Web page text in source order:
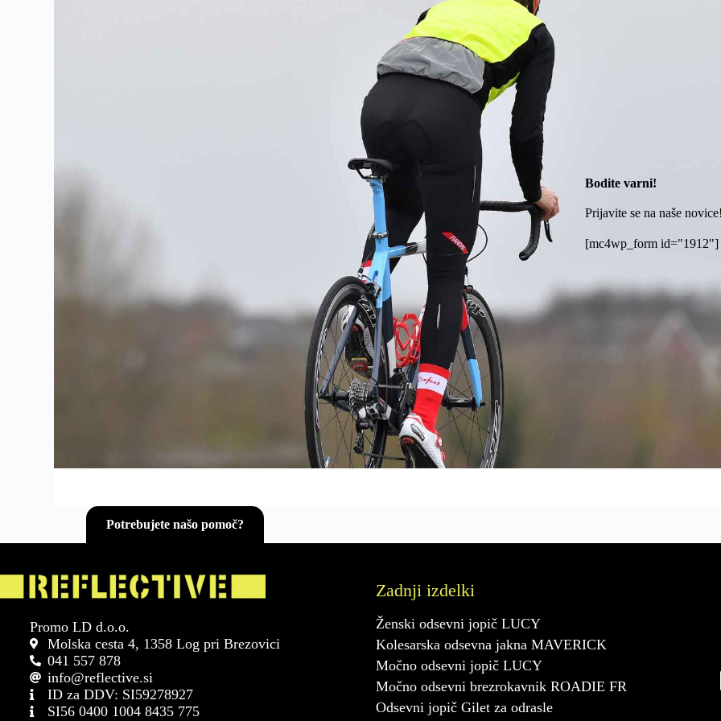
Bodite varni!
Prijavite se na naše
[mc4wp_form id="1912"]
Potrebujete našo pomoč?
Promo LD d.o.o.
Molska cesta 4, 1358 Log pri Brezovici
041 557 878
info@reflective.si
ID za DDV: SI59278927
SI56 0400 1004 8435 775
Zadnji izdelki
Ženski odsevni jopič LUCY
Kolesarska odsevna jakna MAVERICK
Močno odsevni jopič LUCY
Močno odsevni brezrokavnik ROADIE FR
Odsevni jopič Gilet za odrasle